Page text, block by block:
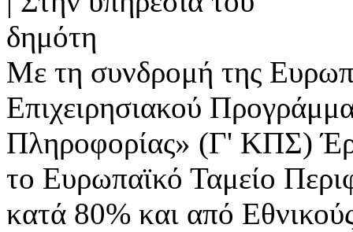
Με τη συνδρομή της
Επιχειρησιακού
Πληροφορίας» (Γ' ΚΠΣ)
το Ευρωπαϊκό Ταμείο
κατά 80% και από